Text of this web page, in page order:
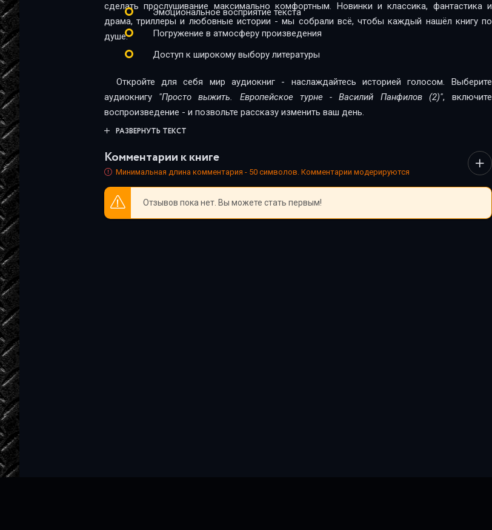
24
25
27
28
сделать прослушивание максимально комфортным. Новинки и классика, фантастика и
драма, триллеры и любовные истории - мы собрали всё, чтобы каждый нашёл книгу по
душе.
Эмоциональное восприятие текста
Погружение в атмосферу произведения
Доступ к широкому выбору литературы
Откройте для себя мир аудиокниг - наслаждайтесь историей голосом. Выберите
аудиокнигу "Просто выжить. Европейское турне - Василий Панфилов (2)", включите
воспроизведение - и позвольте рассказу изменить ваш день.
РАЗВЕРНУТЬ ТЕКСТ
Комментарии к книге
Минимальная длина комментария - 50 символов. Комментарии модерируются
Отзывов пока нет. Вы можете стать первым!